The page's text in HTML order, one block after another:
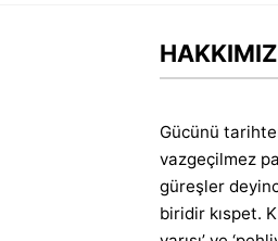
Gücünü
vazgeçilmez
güreşler
biridir kıspet.